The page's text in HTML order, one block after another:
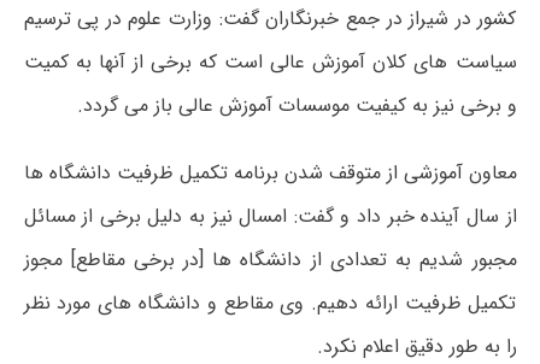
کشور در شیراز در جمع خبرنگاران گفت: وزارت علوم در پی ترسیم
سیاست های کلان آموزش عالی است که برخی از آنها به کمیت
و برخی نیز به کیفیت موسسات آموزش عالی باز می گردد.
معاون آموزشی از متوقف شدن برنامه تکمیل ظرفیت دانشگاه ها
از سال آینده خبر داد و گفت: امسال نیز به دلیل برخی از مسائل
مجبور شدیم به تعدادی از دانشگاه ها [در برخی مقاطع] مجوز
تکمیل ظرفیت ارائه دهیم. وی مقاطع و دانشگاه های مورد نظر
را به طور دقیق اعلام نکرد.